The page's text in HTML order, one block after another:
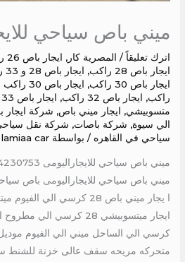
ميني باص سياحي
اترك تعليقاً / المصرية كار, ايجار باص 26 راكب
ايجار باص 28 راكب
, ايجار باص 28 و 33 راكب
ايجار باص 30 راكب
, ايجار باص 30 راكب سياحي حديث
راكب, ايجار باص 32 راكب , ايجار باص 33 راكب
متسوبيشي, ايجار ميني باص, شركة ايجار
الي سيوة, شركة باصات, شركة نقل
سياحي في القاهره / بواسطة lamiaa car
ميني باص سياحي للايجاراليومى 01004230753
كرسي الي الساحل ميني الي الفيوم
متحركه مريحه سقف عالى خزنة للشنط